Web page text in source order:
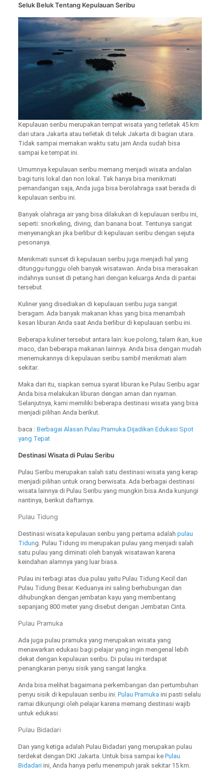
Seluk Beluk Tentang Kepulauan Seribu
Kepulauan seribu merupakan tempat wisata yang terletak 45 km
dari utara Jakarta atau terletak di teluk Jakarta di bagian utara.
Tidak sampai memakan waktu satu jam Anda sudah bisa
sampai ke tempat ini.
Umumnya kepulauan seribu memang menjadi wisata andalan
bagi turis lokal dan non lokal. Tak hanya bisa menikmati
pemandangan saja, Anda juga bisa berolahraga saat berada di
kepulauan seribu ini.
Banyak olahraga air yang bisa dilakukan di kepulauan seribu ini,
seperti: snorkeling, diving, dan banana boat. Tentunya sangat
menyenangkan jika berlibur di kepulauan seribu dengan sejuta
pesonanya.
Menikmati sunset di kepulauan seribu juga menjadi hal yang
ditunggu-tunggu oleh banyak wisatawan. Anda bisa merasakan
indahnya sunset di petang hari dengan keluarga Anda di pantai
tersebut.
Kuliner yang disediakan di kepulauan seribu juga sangat
beragam. Ada banyak makanan khas yang bisa menambah
kesan liburan Anda saat Anda berlibur di kepulauan seribu ini.
Beberapa kuliner tersebut antara lain: kue polong, talam ikan, kue
maco, dan beberapa makanan lainnya. Anda bisa dengan mudah
menemukannya di kepulauan seribu sambil menikmati alam
sekitar.
Maka dari itu, siapkan semua syarat liburan ke Pulau Seribu agar
Anda bisa melakukan liburan dengan aman dan nyaman.
Selanjutnya, kami memiliki beberapa destinasi wisata yang bisa
menjadi pilihan Anda berikut.
baca : Berbagai Alasan Pulau Pramuka Dijadikan Edukasi Spot
yang Tepat
Destinasi Wisata di Pulau Seribu
Pulau Seribu merupakan salah satu destinasi wisata yang kerap
menjadi pilihan untuk orang berwisata. Ada berbagai destinasi
wisata lainnya di Pulau Seribu yang mungkin bisa Anda kunjungi
nantinya, berikut daftarnya.
Pulau Tidung
Destinasi wisata kepulauan seribu yang pertama adalah pulau
Tidung. Pulau Tidung ini merupakan pulau yang menjadi salah
satu pulau yang diminati oleh banyak wisatawan karena
keindahan alamnya yang luar biasa.
Pulau ini terbagi atas dua pulau yaitu Pulau Tidung Kecil dan
Pulau Tidung Besar. Keduanya ini saling berhubungan dan
dihubungkan dengan jembatan kayu yang membentang
sepanjang 800 meter yang disebut dengan Jembatan Cinta.
Pulau Pramuka
Ada juga pulau pramuka yang merupakan wisata yang
menawarkan edukasi bagi pelajar yang ingin mengenal lebih
dekat dengan kepulauan seribu. Di pulau ini terdapat
penangkaran penyu sisik yang sangat langka.
Anda bisa melihat bagaimana perkembangan dan pertumbuhan
penyu sisik di kepulauan seribu ini. Pulau Pramuka ini pasti selalu
ramai dikunjungi oleh pelajar karena memang destinasi wajib
untuk edukasi.
Pulau Bidadari
Dan yang ketiga adalah Pulau Bidadari yang merupakan pulau
terdekat dengan DKI Jakarta. Untuk bisa sampai ke Pulau
Bidadariini, Anda hanya perlu menempuh jarak sekitar 15 km.